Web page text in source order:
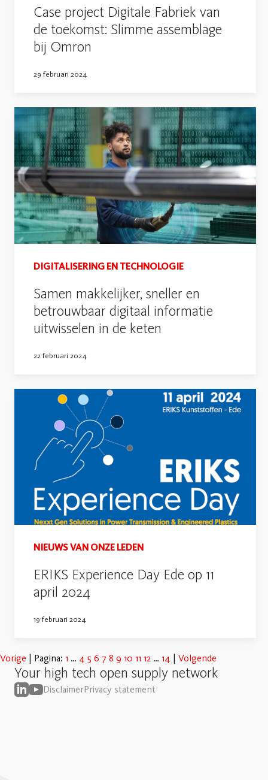
Case project Digitale Fabriek van
de toekomst: Slimme assemblage
bij Omron
29 februari 2024
DIGITALISERING EN TECHNOLOGIE
Samen makkelijker, sneller en
betrouwbaar digitaal informatie
uitwisselen in de keten
22 februari 2024
NIEUWS VAN ONZE LEDEN
ERIKS Experience Day Ede op 11
april 2024
19 februari 2024
Vorige Pagina: 1 4 5 6 7 8 9 10 11 12 14 Volgende
Your high tech open supply network
DisclaimerPrivacy statement